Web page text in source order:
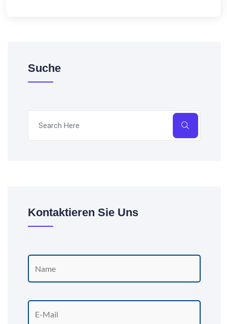
Suche
Kontaktieren Sie Uns